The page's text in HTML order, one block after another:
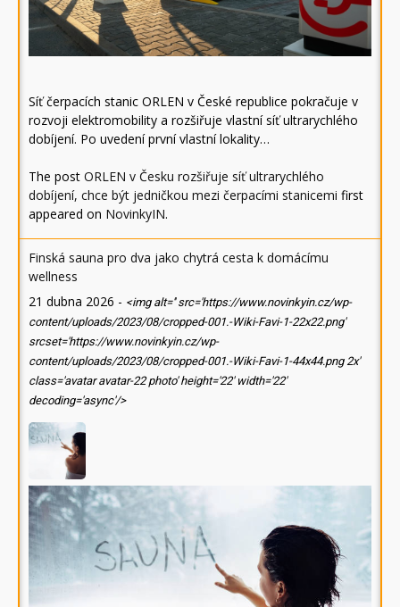
Síť čerpacích stanic ORLEN v České republice pokračuje v
rozvoji elektromobility a rozšiřuje vlastní síť ultrarychlého
dobíjení. Po uvedení první vlastní lokality…
The post ORLEN v Česku rozšiřuje síť ultrarychlého
dobíjení, chce být jedničkou mezi čerpacími stanicemi first
appeared on NovinkyIN.
Finská sauna pro dva jako chytrá cesta k domácímu
wellness
21 dubna 2026 - <img alt='' src='https://www.novinkyin.cz/wp-
content/uploads/2023/08/cropped-001.-Wiki-Favi-1-22x22.png'
srcset='https://www.novinkyin.cz/wp-
content/uploads/2023/08/cropped-001.-Wiki-Favi-1-44x44.png 2x'
class='avatar avatar-22 photo' height='22' width='22'
decoding='async'/>